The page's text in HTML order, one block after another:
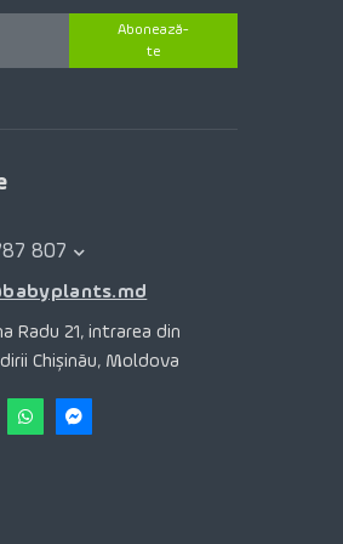
Abonează-
te
807
Radu 21, intrarea din
Chișinău, Moldova